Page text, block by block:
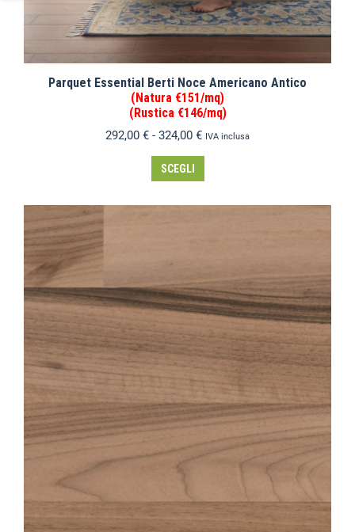
Parquet Essential Berti Noce Americano Antico
(Natura €151/mq)
(Rustica €146/mq)
292,00 € - 324,00 € IVA inclusa
SCEGLI